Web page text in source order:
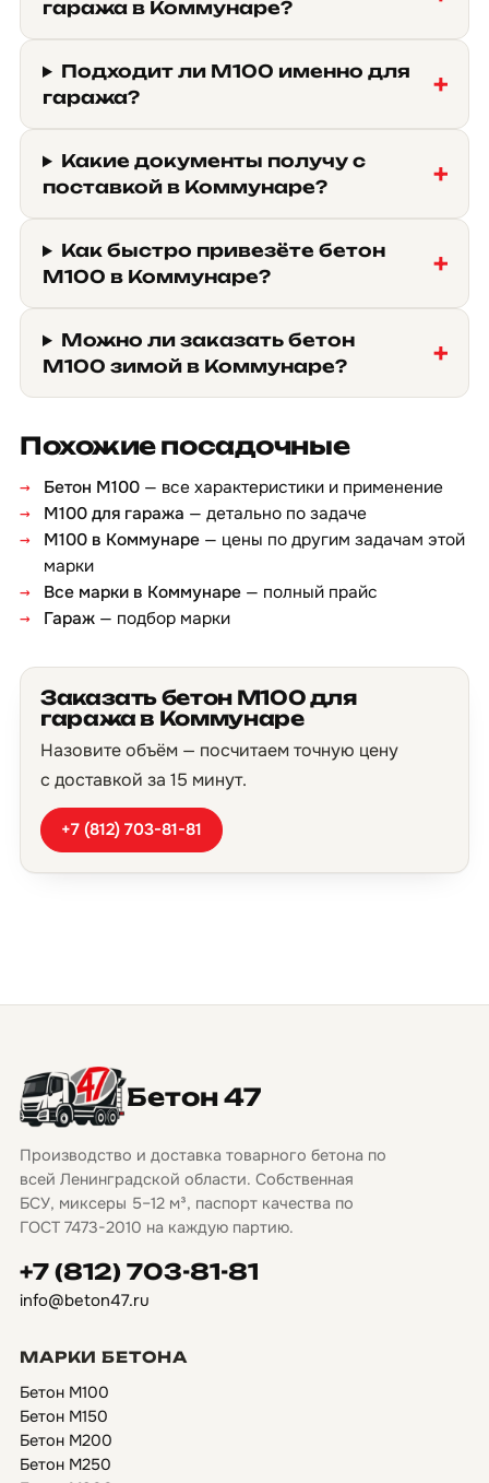
гаража в Коммунаре?
Подходит ли М100 именно для
гаража?
Какие документы получу с
поставкой в Коммунаре?
Как быстро привезёте бетон
М100 в Коммунаре?
Можно ли заказать бетон
М100 зимой в Коммунаре?
Похожие посадочные
Бетон М100 — все характеристики и применение
М100 для гаража — детально по задаче
М100 в Коммунаре — цены по другим задачам этой
марки
Все марки в Коммунаре — полный прайс
Гараж — подбор марки
Заказать бетон М100 для
гаража в Коммунаре
Назовите объём — посчитаем точную цену
с доставкой за 15 минут.
+7 (812) 703-81-81
Бетон 47
Производство и доставка товарного бетона по
всей Ленинградской области. Собственная
БСУ, миксеры 5–12 м³, паспорт качества по
ГОСТ 7473-2010 на каждую партию.
+7 (812) 703-81-81
info@beton47.ru
МАРКИ БЕТОНА
Бетон М100
Бетон М150
Бетон М200
Бетон М250